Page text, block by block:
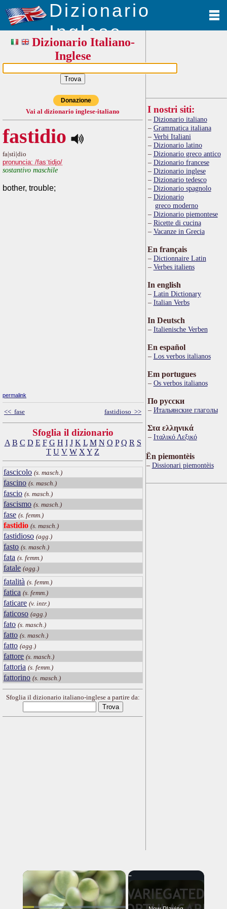
Dizionario
Inglese
Dizionario Italiano-
Inglese
Donazione
Vai al dizionario inglese-italiano
fastidio
fa|stì|dio
pronuncia: /fasˈtidjo/
sostantivo maschile
bother, trouble;
permalink
<< fase fastidioso >>
Sfoglia il dizionario
A B C D E F G H I J K L M N O P Q R S
T U V W X Y Z
fascicolo (s. masch.)
fascino (s. masch.)
fascio (s. masch.)
fascismo (s. masch.)
fase (s. femm.)
fastidio (s. masch.)
fastidioso (agg.)
fasto (s. masch.)
fata (s. femm.)
fatale (agg.)
fatalità (s. femm.)
fatica (s. femm.)
faticare (v. intr.)
faticoso (agg.)
fato (s. masch.)
fatto (s. masch.)
fatto (agg.)
fattore (s. masch.)
fattoria (s. femm.)
fattorino (s. masch.)
Sfoglia il dizionario italiano-inglese a partire da:
I nostri siti:
Dizionario italiano
Grammatica italiana
Verbi Italiani
Dizionario latino
Dizionario greco antico
Dizionario francese
Dizionario inglese
Dizionario tedesco
Dizionario spagnolo
Dizionario
greco moderno
Dizionario piemontese
Ricette di cucina
Vacanze in Grecia
En français
Dictionnaire Latin
Verbes italiens
In english
Latin Dictionary
Italian Verbs
In Deutsch
Italienische Verben
En español
Los verbos italianos
Em portugues
Os verbos italianos
По русски
Итальянские глаголы
Στα ελληνικά
Ιταλικό Λεξικό
Ën piemontèis
Dissionari piemontèis
×